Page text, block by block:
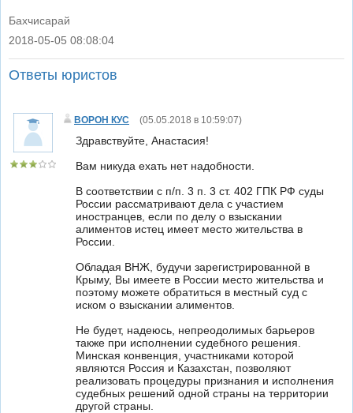
Бахчисарай
|
2018-05-05 08:08:04
Ответы юристов
ВОРОН КУС (05.05.2018 в 10:59:07)
Здравствуйте, Анастасия!
Вам никуда ехать нет надобности.
В соответствии с п/п. 3 п. 3 ст. 402 ГПК РФ суды
России рассматривают дела с участием
иностранцев, если по делу о взыскании
алиментов истец имеет место жительства в
России.
Обладая ВНЖ, будучи зарегистрированной в
Крыму, Вы имеете в России место жительства и
поэтому можете обратиться в местный суд с
иском о взыскании алиментов.
Не будет, надеюсь, непреодолимых барьеров
также при исполнении судебного решения.
Минская конвенция, участниками которой
являются Россия и Казахстан, позволяют
реализовать процедуры признания и исполнения
судебных решений одной страны на территории
другой страны.